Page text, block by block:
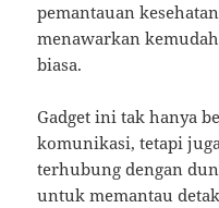
pemantauan
menawarkan
biasa.
Gadget ini tak hanya
komunikasi, tetapi
terhubung dengan
untuk memantau